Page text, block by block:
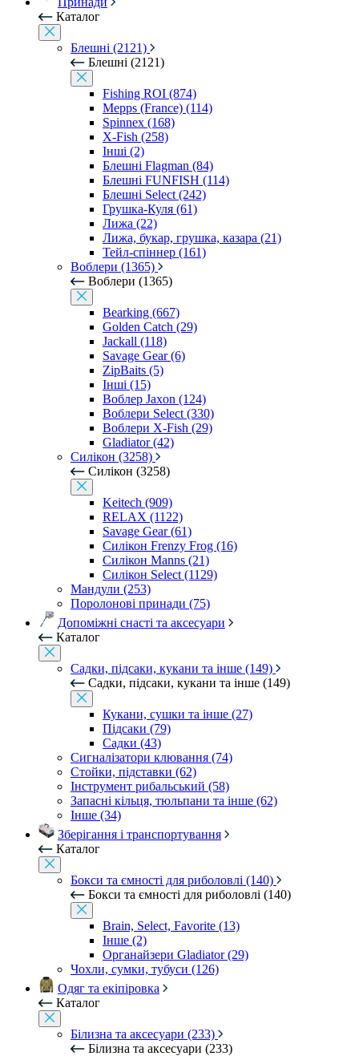
Каталог
Блешні (2121)
Блешні (2121)
Fishing ROI (874)
Mepps (France) (114)
Spinnex (168)
X-Fish (258)
Інші (2)
Блешні Flagman (84)
Блешні FUNFISH (114)
Блешні Select (242)
Грушка-Куля (61)
Лижа (22)
Лижа, букар, грушка, казара (21)
Тейл-спіннер (161)
Воблери (1365)
Воблери (1365)
Bearking (667)
Golden Catch (29)
Jackall (118)
Savage Gear (6)
ZipBaits (5)
Інші (15)
Воблер Jaxon (124)
Воблери Select (330)
Воблери X-Fish (29)
Gladiator (42)
Силікон (3258)
Силікон (3258)
Keitech (909)
RELAX (1122)
Savage Gear (61)
Силікон Frenzy Frog (16)
Силікон Manns (21)
Силікон Select (1129)
Мандули (253)
Поролонові принади (75)
Допоміжні снасті та аксесуари
Каталог
Садки, підсаки, кукани та інше (149)
Садки, підсаки, кукани та інше (149)
Кукани, сушки та інше (27)
Підсаки (79)
Садки (43)
Сигналізатори клювання (74)
Стойки, підставки (62)
Інструмент рибальський (58)
Запасні кільця, тюльпани та інше (62)
Інше (34)
Зберігання і транспортування
Каталог
Бокси та ємності для риболовлі (140)
Бокси та ємності для риболовлі (140)
Brain, Select, Favorite (13)
Інше (2)
Органайзери Gladiator (29)
Чохли, сумки, тубуси (126)
Одяг та екіпіровка
Каталог
Білизна та аксесуари (233)
Білизна та аксесуари (233)